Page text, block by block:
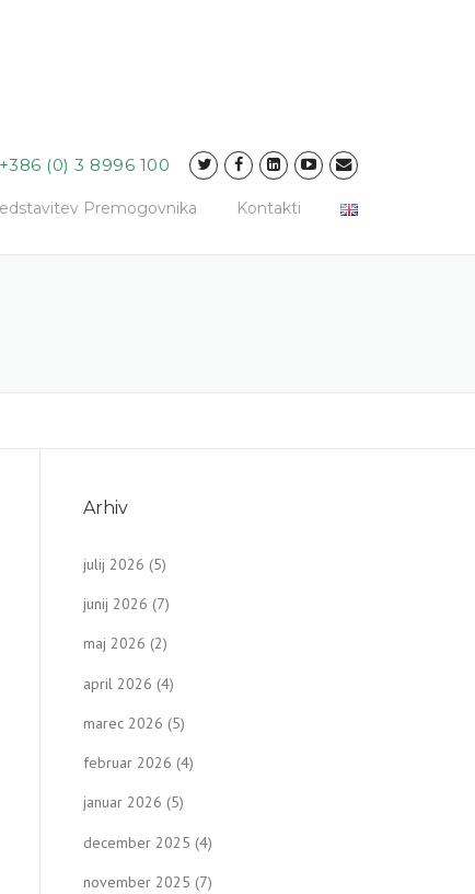
+386 (0) 3 8996 100
Premogovnika Kontakti
Arhiv
julij 2026 (5)
junij 2026 (7)
maj 2026 (2)
april 2026 (4)
marec 2026 (5)
februar 2026 (4)
januar 2026 (5)
december 2025 (4)
november 2025 (7)